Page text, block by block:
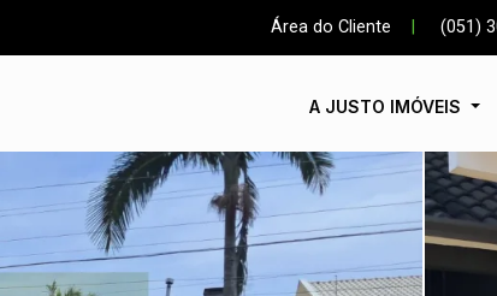
Área do Cliente (051)
A JUSTO IMÓVEIS